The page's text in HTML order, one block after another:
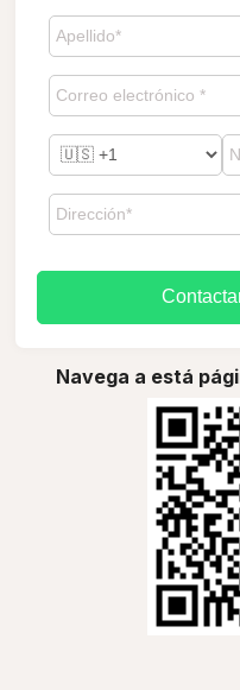
Navega a está